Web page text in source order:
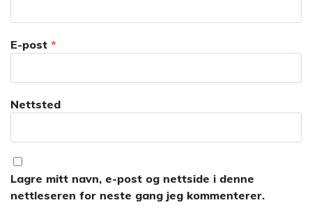
E-post *
Nettsted
Lagre mitt navn, e-post og nettside i denne
nettleseren for neste gang jeg kommenterer.